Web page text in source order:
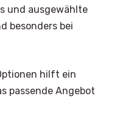
und ausgewählte
besonders bei
hilft ein
passende Angebot